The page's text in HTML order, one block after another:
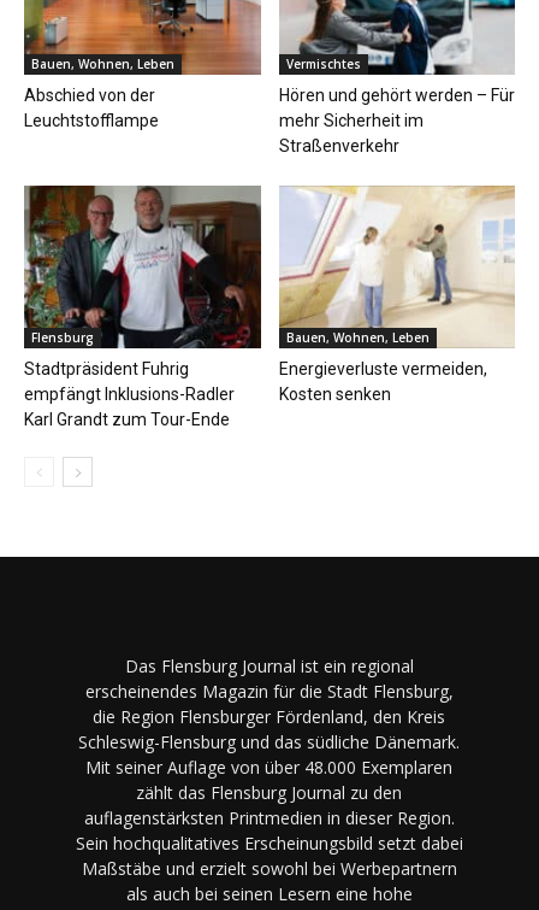
Bauen, Wohnen, Leben
Abschied von der
Leuchtstofflampe
Vermischtes
Hören und gehört werden – Für
mehr Sicherheit im
Straßenverkehr
Flensburg
Stadtpräsident Fuhrig
empfängt Inklusions-Radler
Karl Grandt zum Tour-Ende
Bauen, Wohnen, Leben
Energieverluste vermeiden,
Kosten senken
Das Flensburg Journal ist ein regional
erscheinendes Magazin für die Stadt Flensburg,
die Region Flensburger Fördenland, den Kreis
Schleswig-Flensburg und das südliche Dänemark.
Mit seiner Auflage von über 48.000 Exemplaren
zählt das Flensburg Journal zu den
auflagenstärksten Printmedien in dieser Region.
Sein hochqualitatives Erscheinungsbild setzt dabei
Maßstäbe und erzielt sowohl bei Werbepartnern
als auch bei seinen Lesern eine hohe